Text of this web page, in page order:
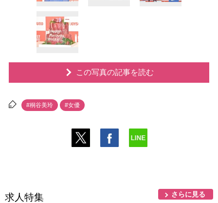
この写真の記事を読む
#桐谷美玲 #女優
求人特集 さらに見る